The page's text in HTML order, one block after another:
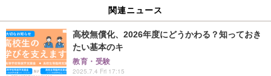
関連ニュース
高校無償化、2026年度にどうかわる？知っておき
たい基本のキ
教育・受験
2025.7.4 Fri 17:15